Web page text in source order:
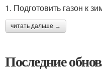
1. Подготовить газон к
читать дальше →
Последние